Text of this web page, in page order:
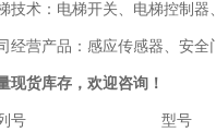
技术：电梯开关、电梯控制器
经营产品：感应传感器、安
现货库存，欢迎咨询！
列号 型号